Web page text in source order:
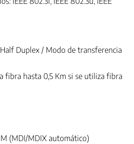
Duplex / Modo de transferencia
fibra hasta 0,5 Km si se utiliza fibra
(MDI/MDIX automático)